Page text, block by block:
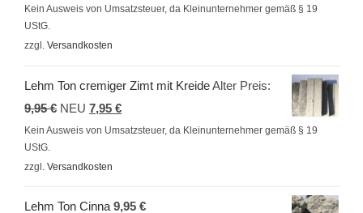
Preis
Preis
Kein Ausweis von Umsatzsteuer, da Kleinunternehmer gemäß § 19
UStG.
zzgl. Versandkosten
Lehm Ton cremiger Zimt mit KreideAlter Preis:
9,95€ Ursprünglicher
Preis
NEU 7,95 €Aktueller
Preis
Kein Ausweis von Umsatzsteuer, da Kleinunternehmer gemäß § 19
UStG.
zzgl. Versandkosten
Lehm Ton Cinna 9,95 €